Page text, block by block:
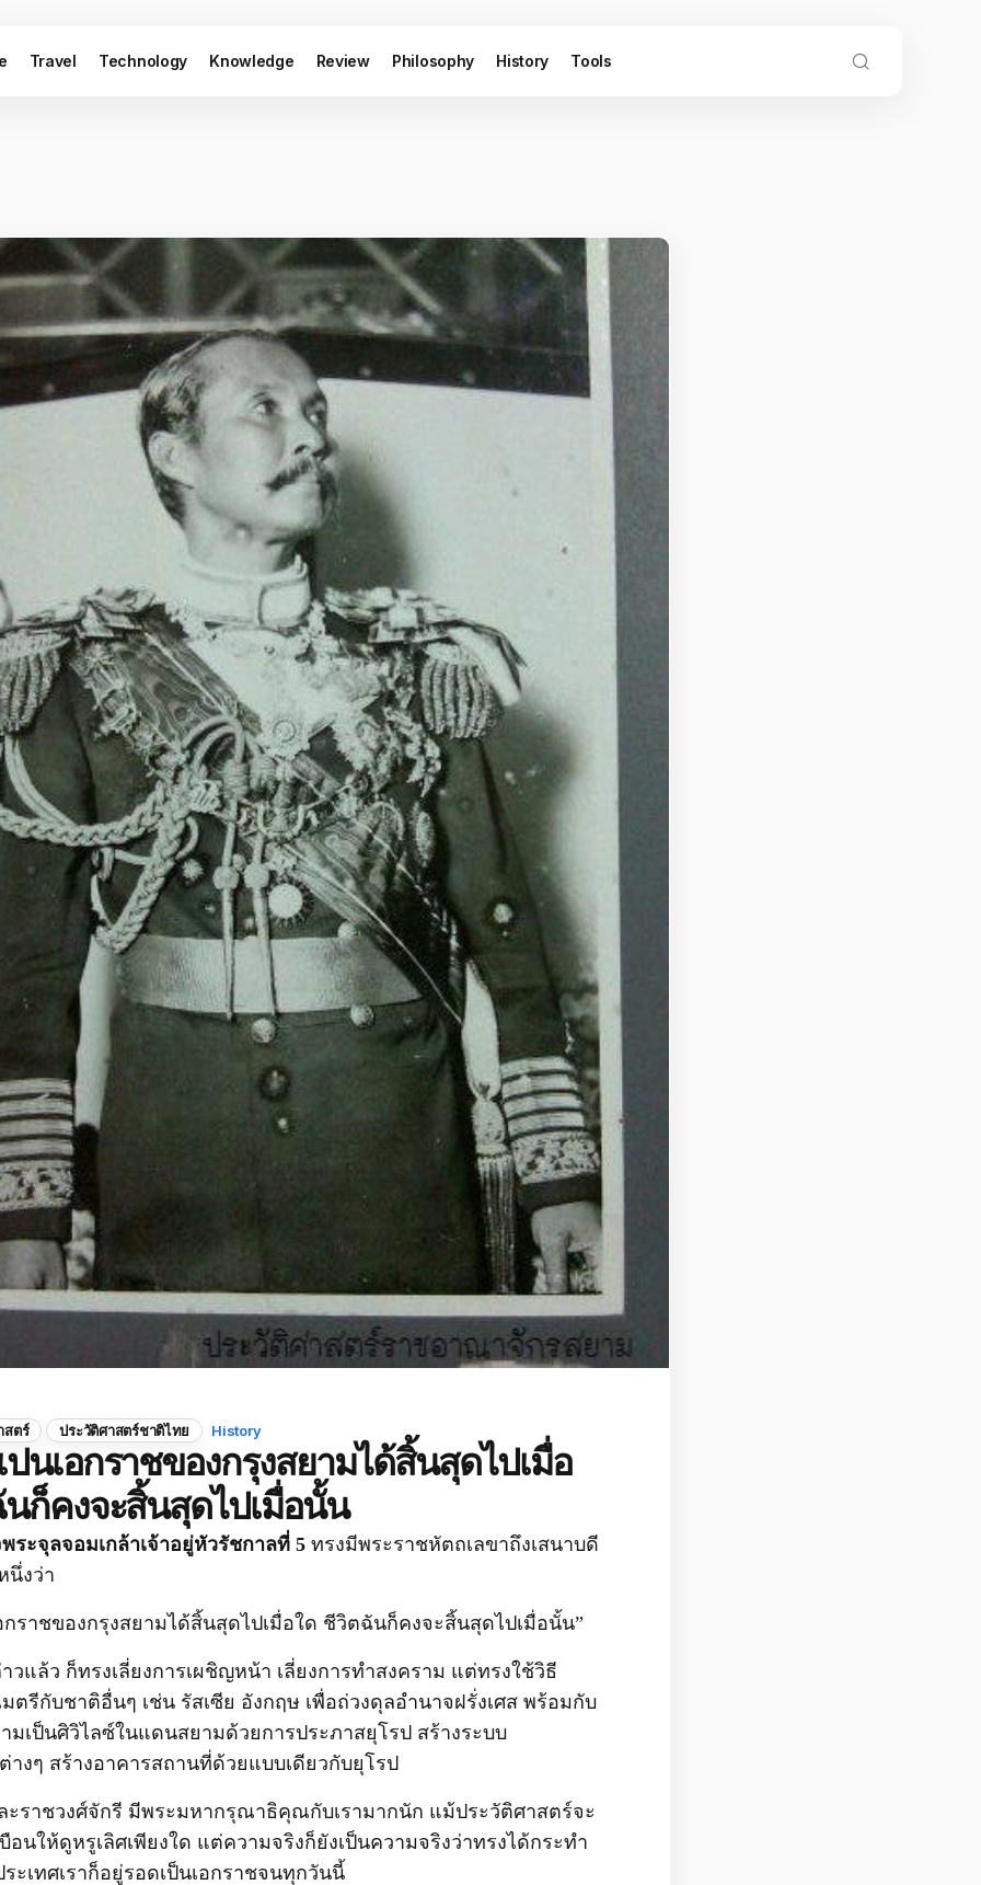
Travel Technology Knowledge Review Philosophy History Tools
สตร์ ประวัติศาสตร์ชาติไทย History
นเอกราชของกรุงสยามได้สิ้นสุดไปเมื่อ
ก็คงจะสิ้นสุดไปเมื่อนั้น
ระจุลจอมเกล้าเจ้าอยู่หัวรัชกาลที่ 5 ทรงมีพระราชหัตถเลขาถึงเสนาบดี
นึ่งว่า
กราชของกรุงสยามได้สิ้นสุดไปเมื่อใด ชีวิตฉันก็คงจะสิ้นสุดไปเมื่อนั้น”
วแล้ว ก็ทรงเลี่ยงการเผชิญหน้า เลี่ยงการทำสงคราม แต่ทรงใช้วิธี
ตรีกับชาติอื่นๆ เช่น รัสเซีย อังกฤษ เพื่อถ่วงดุลอำนาจฝรั่งเศส พร้อมกับ
มเป็นศิวิไลซ์ในแดนสยามด้วยการประภาสยุโรป สร้างระบบ
งๆ สร้างอาคารสถานที่ด้วยแบบเดียวกับยุโรป
ราชวงศ์จักรี มีพระมหากรุณาธิคุณกับเรามากนัก แม้ประวัติศาสตร์จะ
อนให้ดูหรูเลิศเพียงใด แต่ความจริงก็ยังเป็นความจริงว่าทรงได้กระทำ
ะเทศเราก็อยู่รอดเป็นเอกราชจนทุกวันนี้